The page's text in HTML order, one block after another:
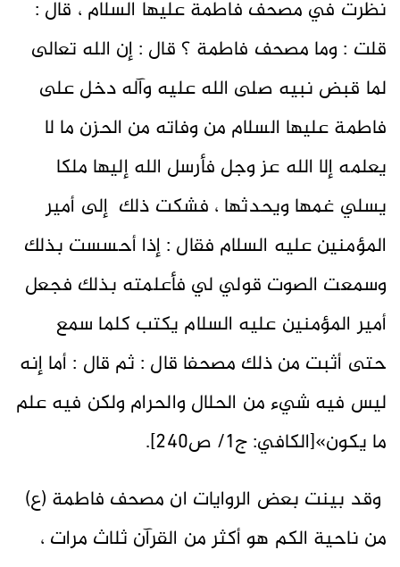
نظرت في مصحف فاطمة عليها السلام ، قال :
قلت : وما مصحف فاطمة ؟ قال : إن الله تعالى
لما قبض نبيه صلى الله عليه وآله دخل على
فاطمة عليها السلام من وفاته من الحزن ما لا
يعلمه إلا الله عز وجل فأرسل الله إليها ملكا
يسلي غمها ويحدثها ، فشكت ذلك إلى أمير
المؤمنين عليه السلام فقال : إذا أحسست بذلك
وسمعت الصوت قولي لي فأعلمته بذلك فجعل
أمير المؤمنين عليه السلام يكتب كلما سمع
حتى أثبت من ذلك مصحفا قال : ثم قال : أما إنه
ليس فيه شيء من الحلال والحرام ولكن فيه علم
ما يكون»[الكافي: ج1/ ص240].
وقد بينت بعض الروايات ان مصحف فاطمة (ع)
من ناحية الكم هو أكثر من القرآن ثلاث مرات ،